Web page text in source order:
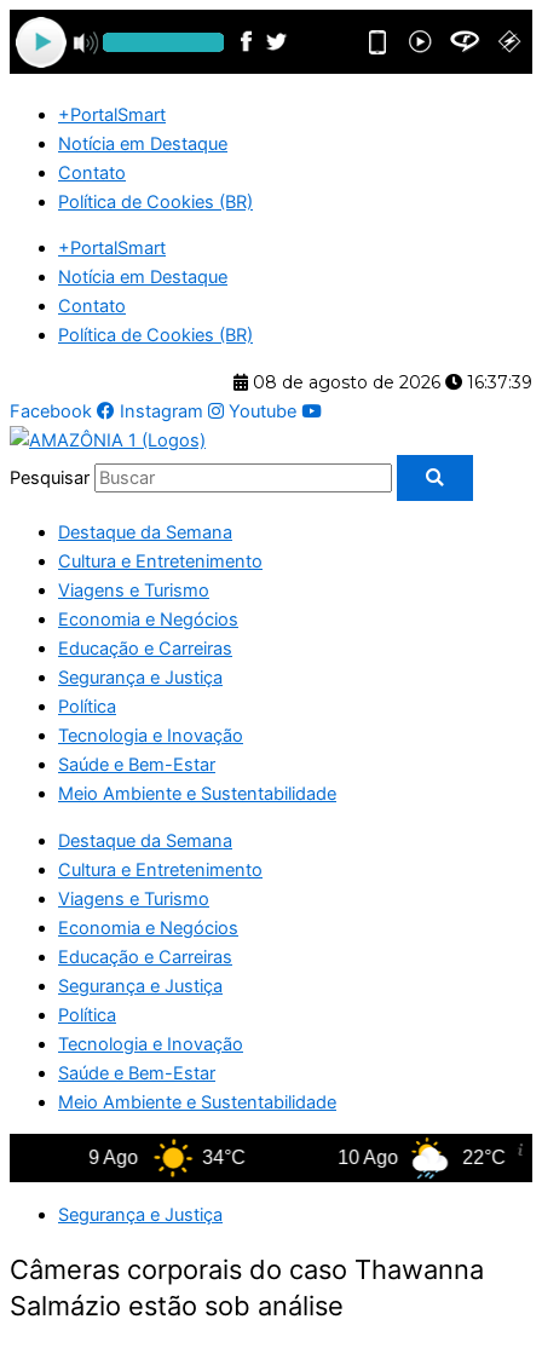
Ir
para
o
+PortalSmart
Notícia em Destaque
Contato
Política de Cookies (BR)
+PortalSmart
Notícia em Destaque
Contato
Política de Cookies (BR)
08 de agosto de 2026
16:37:40
Facebook
Instagram Youtube
Pesquisar
Destaque da Semana
Cultura e Entretenimento
Viagens e Turismo
Economia e Negócios
Educação e Carreiras
Segurança e Justiça
Política
Tecnologia e Inovação
Saúde e Bem-Estar
Meio Ambiente e Sustentabilidade
Destaque da Semana
Cultura e Entretenimento
Viagens e Turismo
Economia e Negócios
Educação e Carreiras
Segurança e Justiça
Política
Tecnologia e Inovação
Saúde e Bem-Estar
Meio Ambiente e Sustentabilidade
9 Ago 34°C 10 Ago 22°C
Segurança e Justiça
Câmeras corporais do caso Thawanna
Salmázio estão sob análise